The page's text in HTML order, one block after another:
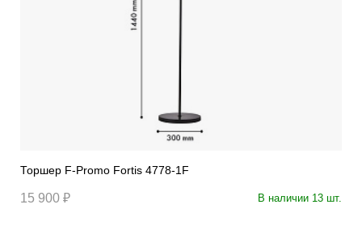
Торшер F-Promo Fortis 4778-1F
15 900 ₽ В наличии 13 шт.